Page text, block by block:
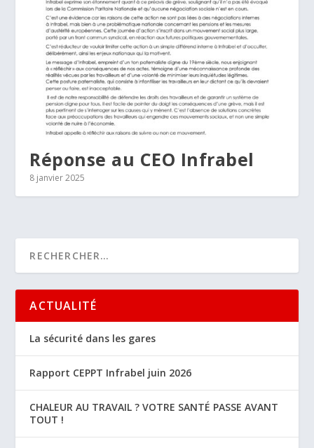
Réponse au CEO Infrabel
8 janvier 2025
ACTUALITÉ
La sécurité dans les gares
Rapport CEPPT Infrabel juin 2026
CHALEUR AU TRAVAIL ? VOTRE SANTÉ PASSE AVANT
TOUT !